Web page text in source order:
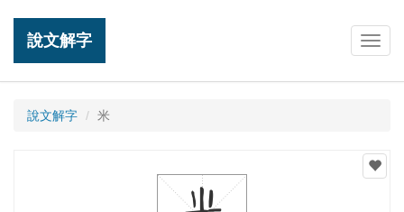
說文解字
說文解字 米